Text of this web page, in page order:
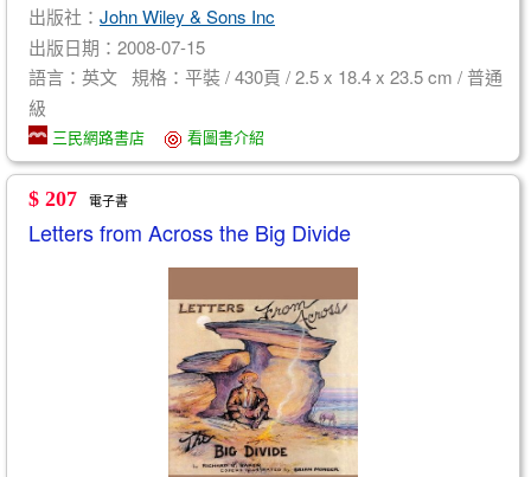
出版社： John Wiley & Sons Inc
出版日期：2008-07-15
語言：英文 規格：平裝 / 430頁 / 2.5 x 18.4 x 23.5 cm / 普通
級
三民網路書店 看圖書介紹
$ 207 電子書
Letters from Across the Big Divide